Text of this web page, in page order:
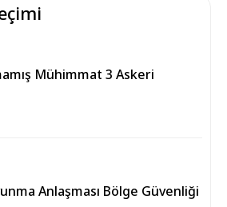
Mühimmat 3 Askeri
Anlaşması Bölge Güvenliği